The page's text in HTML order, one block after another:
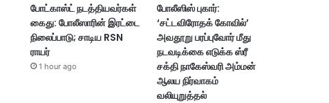
போட்காஸ்ட் நடத்தியவர்கள்
கைது: போலீஸாரின் இரட்டை
நிலைப்பாடு; சாடிய RSN
ராயர்
1 hour ago
போலீஸிஸ் புகார்:
‘சட்டவிரோதக் கோவில்’
அவதூறு பரப்புவோர் மீது
நடவடிக்கை எடுக்க ஸ்ரீ
சக்தி நாகேஸ்வரி அம்மன்
ஆலய நிர்வாகம்
வலியுறுத்தல்